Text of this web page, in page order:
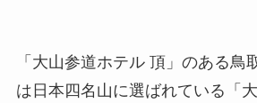
「大山参道ホテル 頂」のある鳥
は日本四名山に選ばれている「